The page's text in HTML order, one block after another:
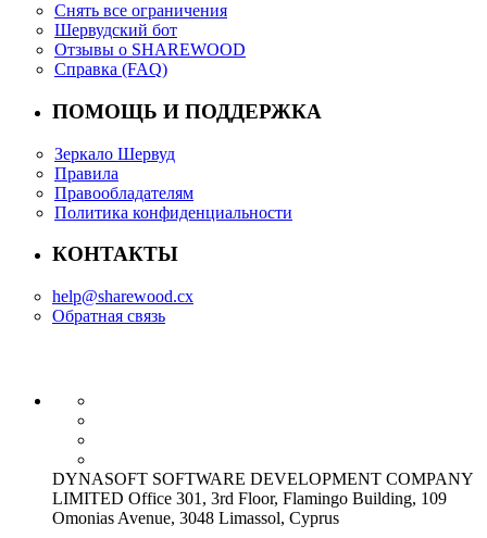
Снять все ограничения
Шервудский бот
Отзывы о SHAREWOOD
Справка (FAQ)
ПОМОЩЬ И ПОДДЕРЖКА
Зеркало Шервуд
Правила
Правообладателям
Политика конфиденциальности
КОНТАКТЫ
help@sharewood.cx
Обратная связь
DYNASOFT SOFTWARE DEVELOPMENT COMPANY
LIMITED Office 301, 3rd Floor, Flamingo Building, 109
Omonias Avenue, 3048 Limassol, Cyprus